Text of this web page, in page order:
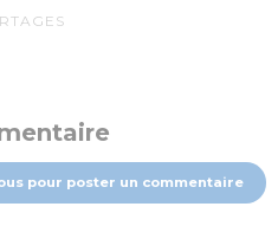
pour poster un commentaire